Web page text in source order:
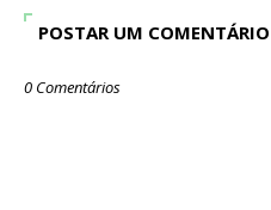
POSTAR UM COMENTÁRIO
0 Comentários